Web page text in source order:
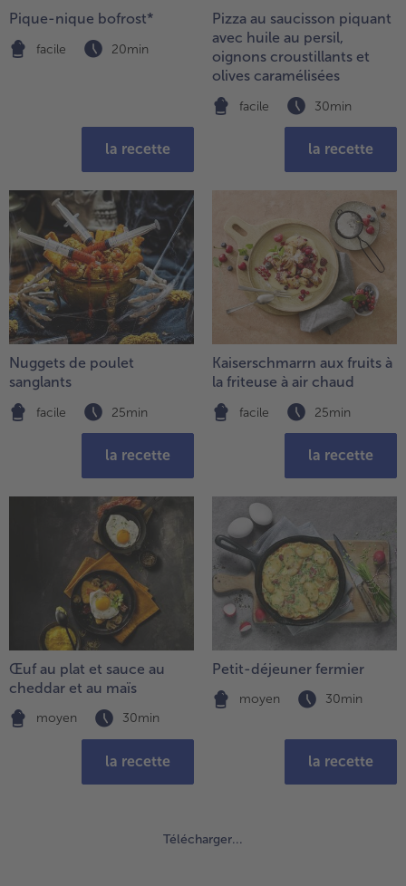
Pique-nique bofrost*
facile 20min
la recette
Pizza au saucisson piquant
avec huile au persil,
oignons croustillants et
olives caramélisées
facile 30min
la recette
Nuggets de poulet
sanglants
facile 25min
la recette
Kaiserschmarrn aux fruits à
la friteuse à air chaud
facile 25min
la recette
Œuf au plat et sauce au
cheddar et au maïs
moyen 30min
la recette
Petit-déjeuner fermier
moyen 30min
la recette
Télécharger...